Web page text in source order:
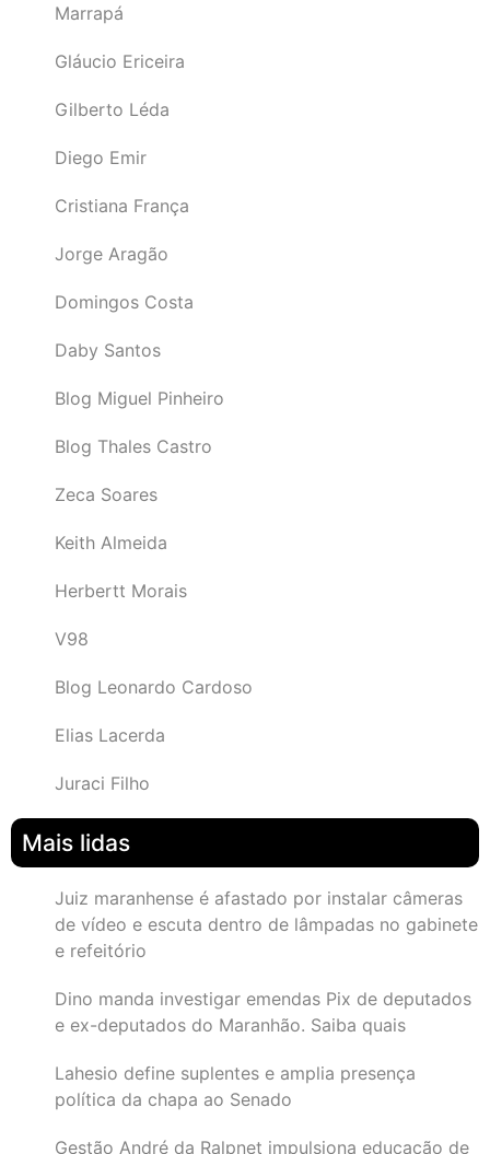
Marrapá
Gláucio Ericeira
Gilberto Léda
Diego Emir
Cristiana França
Jorge Aragão
Domingos Costa
Daby Santos
Blog Miguel Pinheiro
Blog Thales Castro
Zeca Soares
Keith Almeida
Herbertt Morais
V98
Blog Leonardo Cardoso
Elias Lacerda
Juraci Filho
Mais lidas
Juiz maranhense é afastado por instalar câmeras
de vídeo e escuta dentro de lâmpadas no gabinete
e refeitório
Dino manda investigar emendas Pix de deputados
e ex-deputados do Maranhão. Saiba quais
Lahesio define suplentes e amplia presença
política da chapa ao Senado
Gestão André da Ralpnet impulsiona educação de